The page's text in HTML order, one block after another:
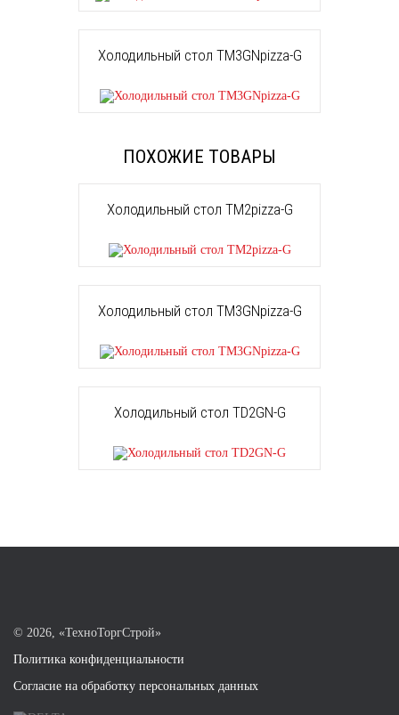
Холодильный стол TM3GNpizza-G
ПОХОЖИЕ ТОВАРЫ
Холодильный стол TM2pizza-G
Холодильный стол TM3GNpizza-G
Холодильный стол TD2GN-G
© 2026, «ТехноТоргСтрой»
Политика конфиденциальности
Согласие на обработку персональных данных